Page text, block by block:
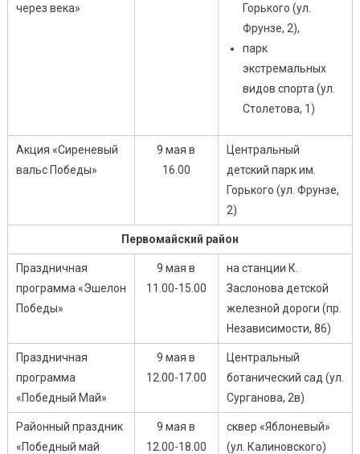
через века»
Горького (ул.
Фрунзе, 2),
парк
экстремальных
видов спорта (ул.
Столетова, 1)
Акция «Сиреневый
вальс Победы»
9 мая в
16.00
Центральный
детский парк им.
Горького (ул. Фрунзе,
2)
Первомайский район
Праздничная
программа «Эшелон
Победы»
9 мая в
11.00-15.00
на станции К.
Заслонова детской
железной дороги (пр.
Независимости, 86)
Праздничная
программа
«Победный Май»
9 мая в
12.00-17.00
Центральный
ботанический сад (ул.
Сурганова, 2в)
Районный праздник
«Победный май
9 мая в
12.00-18.00
сквер «Яблоневый»
(ул. Калиновского)